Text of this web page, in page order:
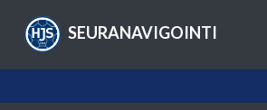
SEURANAVIGOINTI